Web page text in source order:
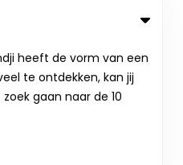
heeft de vorm van een
te ontdekken, kan jij
gaan naar de 10